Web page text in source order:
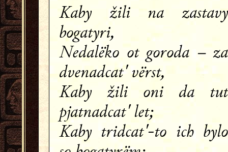
Kaby žili na zastavy
bogatyri,
Nedalëko ot goroda – za
dvenadcat' vërst,
Kaby žili oni da tut
pjatnadcat' let;
Kaby tridcat'-to ich bylo